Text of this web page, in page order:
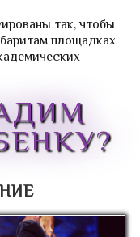
так, чтобы
площадках